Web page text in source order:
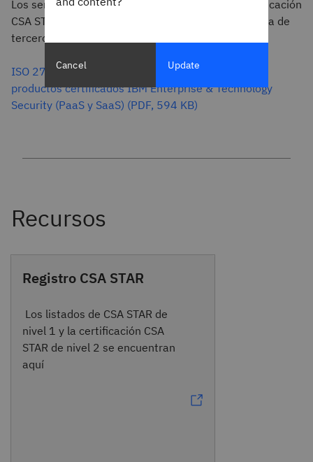
Los servicios de IBM Cloud que obtuvieron la certificación
CSA STAR de nivel 2 mediante una auditoría externa de
terceros se enumeran en este documento:
ISO 27001 / 27017 / 27018 / 27701 - Lista de
productos certificados IBM Enterprise & Technology
Security (PaaS y SaaS) (PDF, 594 KB)
Registro CSA STAR
Los listados de CSA STAR de
nivel 1 y la certificación CSA
STAR de nivel 2 se encuentran
aquí
Cancel Update